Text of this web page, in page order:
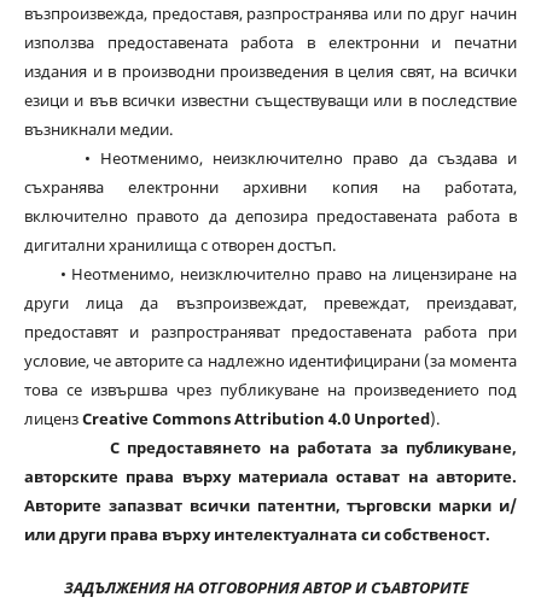
възпроизвежда, предоставя, разпространява или по друг начин
използва предоставената работа в електронни и печатни
издания и в производни произведения в целия свят, на всички
езици и във всички известни съществуващи или в последствие
възникнали медии.
• Неотменимо, неизключително право да създава и
съхранява електронни архивни копия на работата,
включително правото да депозира предоставената работа в
дигитални хранилища с отворен достъп.
• Неотменимо, неизключително право на лицензиране на
други лица да възпроизвеждат, превеждат, преиздават,
предоставят и разпространяват предоставената работа при
условие, че авторите са надлежно идентифицирани (за момента
това се извършва чрез публикуване на произведението под
лицензCreative Commons Attribution 4.0 Unported).
С предоставянето на работата за публикуване,
авторските права върху материала остават на авторите.
Авторите запазват всички патентни, търговски марки и/
или други права върху интелектуалната си собственост.
ЗАДЪЛЖЕНИЯ НА ОТГОВОРНИЯ АВТОР И СЪАВТОРИТЕ